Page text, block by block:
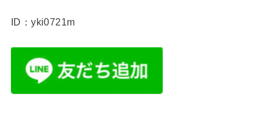
ID：yki0721m